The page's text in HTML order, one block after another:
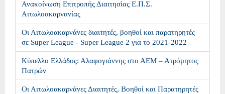
Ανακοίνωση Επιτροπής Διαιτησίας Ε.Π.Σ.
Αιτωλοακαρνανίας
Οι Αιτωλοακαρνάνες διαιτητές, βοηθοί και παρατηρητές
σε Super League - Super League 2 για το 2021-2022
Κύπελλο Ελλάδος: Αλαφογιάννης στο ΑΕΜ – Ατρόμητος
Πατρών
Οι Αιτωλοακαρνάνες Διαιτητές, Βοηθοί και Παρατηρητές